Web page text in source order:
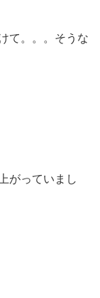
て。。。そうな
がっていまし